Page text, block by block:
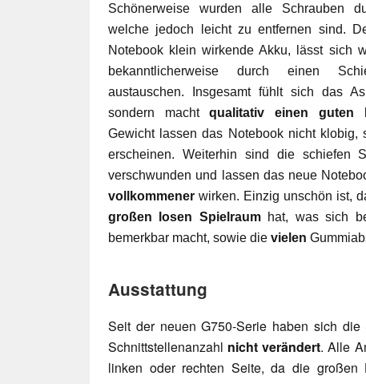
Schönerweise wurden alle Schrauben
welche jedoch leicht zu entfernen sind.
Notebook klein wirkende Akku, lässt sich
bekanntlicherweise durch einen
austauschen. Insgesamt fühlt sich das
sondern machtqualitativ einen guten
Gewicht lassen das Notebook nicht klobig,
erscheinen. Weiterhin sind die schiefen
verschwunden und lassen das neue
vollkommener wirken. Einzig unschön ist,
großen losen Spielraumhat, was sich
bemerkbar macht, sowie die vielen
Ausstattung
Seit der neuen G750-Serie haben sich
Schnittstellenanzahl nicht verändert. Alle
linken oder rechten Seite, da die großen